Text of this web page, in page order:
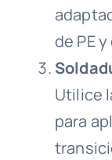
de PE
Utilice
para